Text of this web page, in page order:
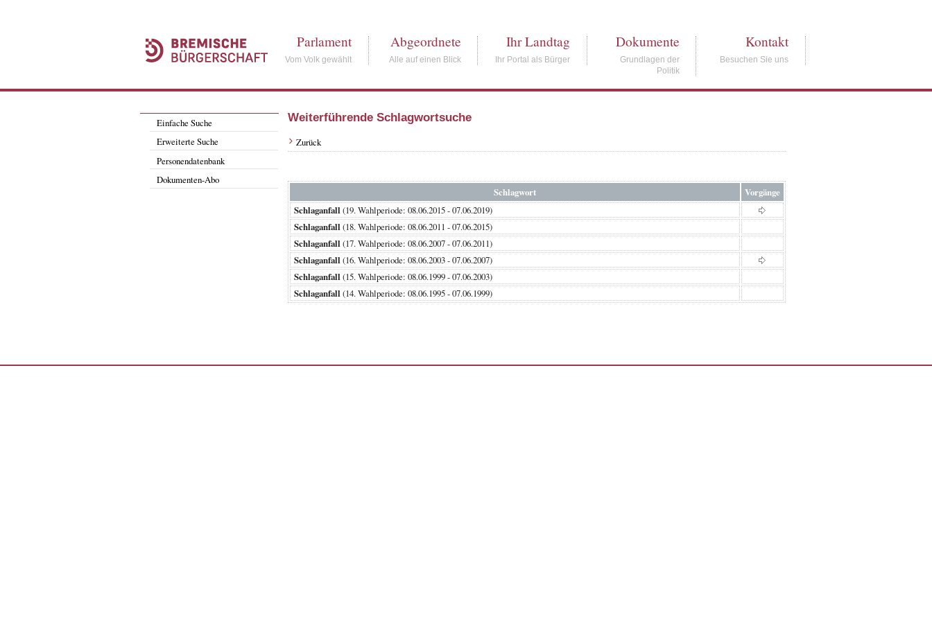
Parlament
Vom Volk gewählt
Abgeordnete
Alle auf einen Blick
Ihr Landtag
Ihr Portal als Bürger
Dokumente
Grundlagen der
Politik
Kontakt
Besuchen Sie uns
Einfache Suche
Erweiterte Suche
Personendatenbank
Dokumenten-Abo
Weiterführende Schlagwortsuche
Zurück
Schlagwort
Vorgänge
Schlaganfall (19. Wahlperiode: 08.06.2015 - 07.06.2019)
Schlaganfall (18. Wahlperiode: 08.06.2011 - 07.06.2015)
Schlaganfall (17. Wahlperiode: 08.06.2007 - 07.06.2011)
Schlaganfall (16. Wahlperiode: 08.06.2003 - 07.06.2007)
Schlaganfall (15. Wahlperiode: 08.06.1999 - 07.06.2003)
Schlaganfall (14. Wahlperiode: 08.06.1995 - 07.06.1999)